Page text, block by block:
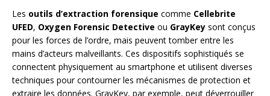
Les outils d’extraction forensique comme Cellebrite
UFED, Oxygen Forensic Detective ou GrayKey sont conçus
pour les forces de l’ordre, mais peuvent tomber entre les
mains d’acteurs malveillants. Ces dispositifs sophistiqués se
connectent physiquement au smartphone et utilisent diverses
techniques pour contourner les mécanismes de protection et
extraire les données. GrayKey, par exemple, peut déverrouiller